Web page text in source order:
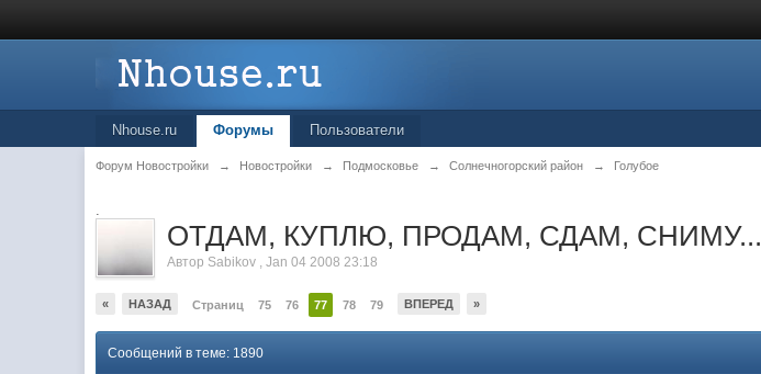
Nhouse.ru Форумы Пользователи
Форум Новостройки → Новостройки → Подмосковье → Солнечногорский район → Голубое
.
ОТДАМ, КУПЛЮ, ПРОДАМ, СДАМ, СНИМУ...
Автор Sabikov ,Jan 04 2008 23:18
« НАЗАД Страниц 75 76 77 78 79 ВПЕРЕД »
Сообщений в теме: 1890